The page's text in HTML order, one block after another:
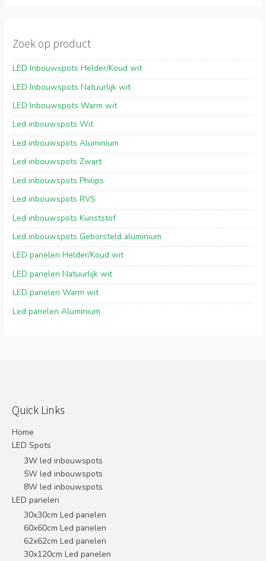
Zoek op product
LED Inbouwspots Helder/Koud wit
LED Inbouwspots Natuurlijk wit
LED Inbouwspots Warm wit
Led inbouwspots Wit
Led inbouwspots Aluminium
Led inbouwspots Zwart
Led inbouwspots Philips
Led inbouwspots RVS
Led inbouwspots Kunststof
Led inbouwspots Geborsteld aluminium
LED panelen Helder/Koud wit
LED panelen Natuurlijk wit
LED panelen Warm wit
Led panelen Aluminium
Quick Links
Home
LED Spots
3W led inbouwspots
5W led inbouwspots
8W led inbouwspots
LED panelen
30x30cm Led panelen
60x60cm Led panelen
62x62cm Led panelen
30x120cm Led panelen